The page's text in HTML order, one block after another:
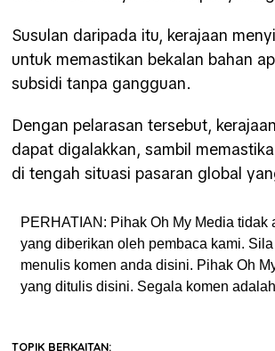
Susulan daripada itu, kerajaan
untuk memastikan bekalan bahan
subsidi tanpa gangguan.
Dengan pelarasan tersebut,
dapat digalakkan, sambil
di tengah situasi pasaran global
PERHATIAN: Pihak Oh My Media
yang diberikan oleh pembaca kami.
menulis komen anda disini. Pihak Oh
yang ditulis disini. Segala komen
TOPIK BERKAITAN: